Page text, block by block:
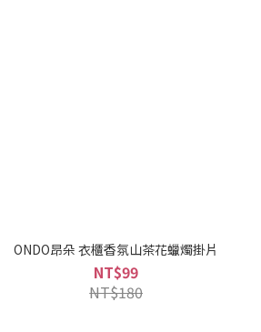
ONDO昂朵 衣櫃香氛山茶花蠟燭掛片
NT$99
NT$180